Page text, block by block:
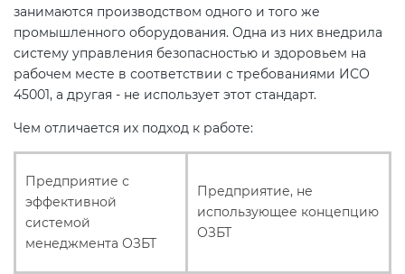
занимаются производством одного и того же
промышленного оборудования. Одна из них внедрила
систему управления безопасностью и здоровьем на
рабочем месте в соответствии с требованиями ИСО
45001, а другая - не использует этот стандарт.
Чем отличается их подход к работе:
Предприятие с
эффективной
системой
менеджмента ОЗБТ
Предприятие, не
использующее концепцию
ОЗБТ